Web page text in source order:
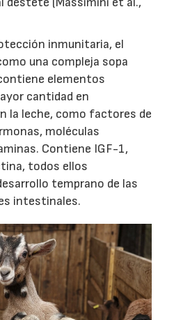
inmunitaria, el
una compleja sopa
elementos
cantidad en
la leche, como factores de
moléculas
Contiene IGF-1,
todos ellos
temprano de las
intestinales.